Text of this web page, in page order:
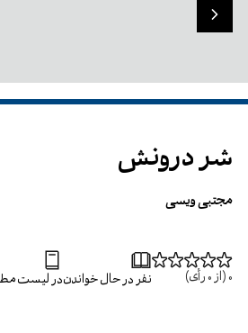
شر درونش
مجتبی ویسی
0 (از 0 رأی) نفر در حال خواندندر لیست